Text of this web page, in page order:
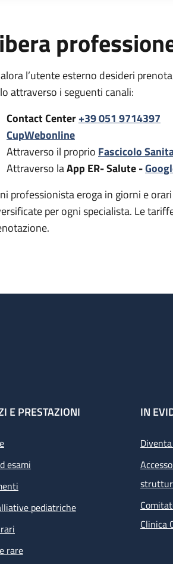
l’utente esterno desideri
attraverso i seguenti canali:
Contact Center+39 051 9714397
CupWebonline
Attraverso il proprio Fascicolo
Attraverso laApp ER- Salute -
professionista eroga in giorni e
per ogni specialista. Le
E PRESTAZIONI
esami
pediatriche
rare
IN
Clinica